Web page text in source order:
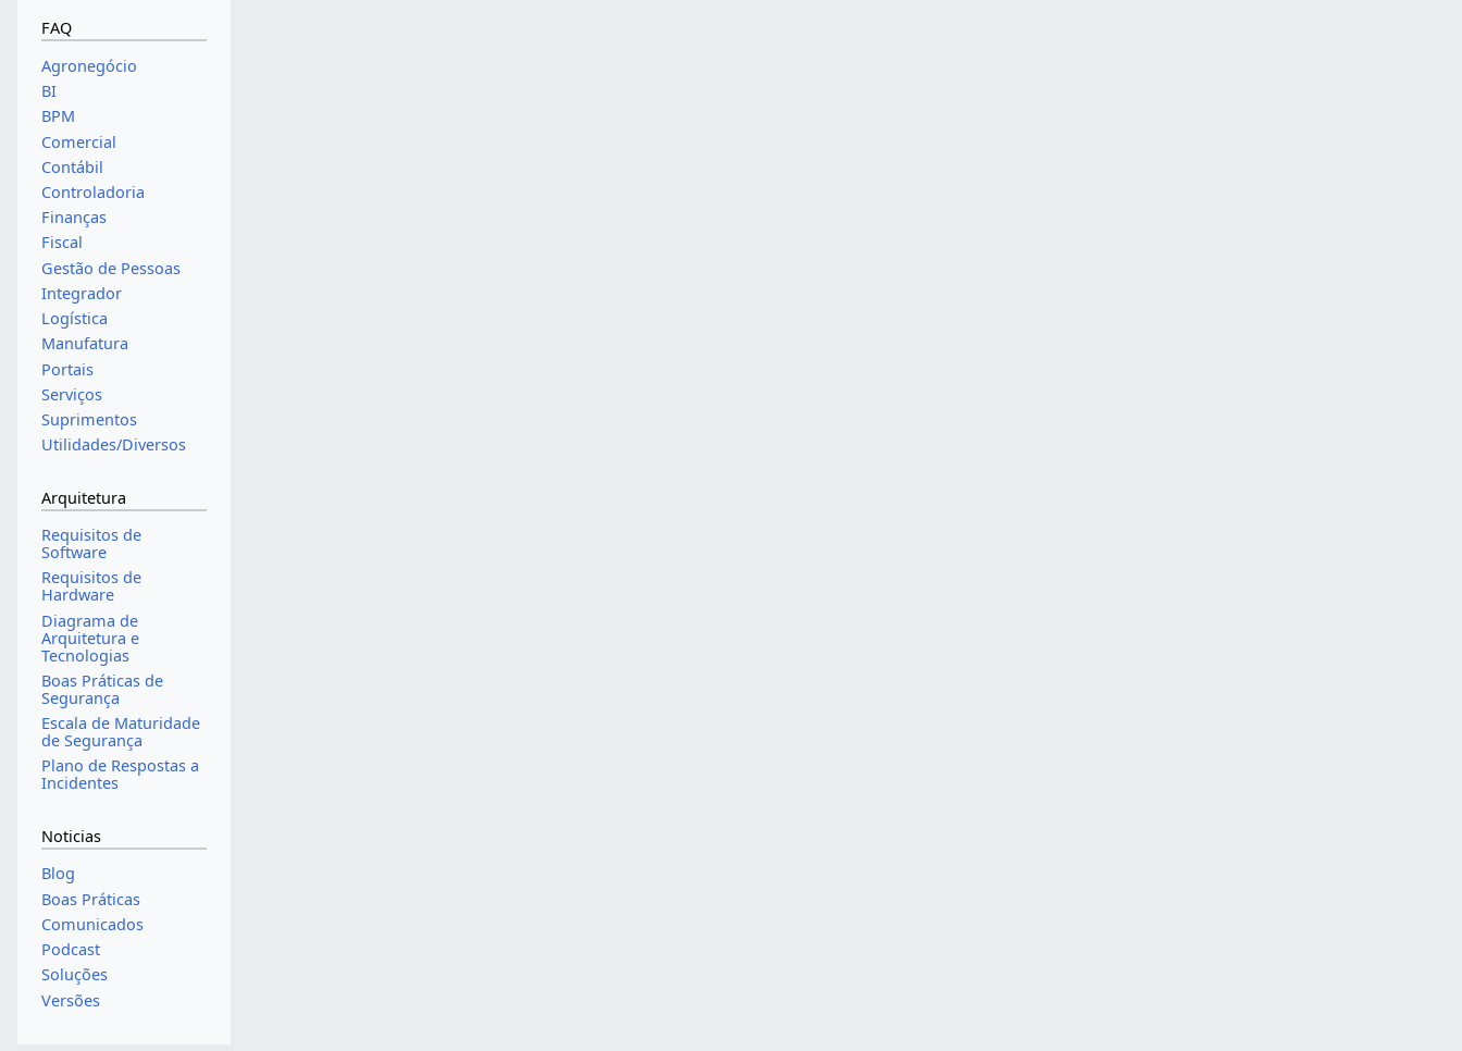
FAQ
Agronegócio
BI
BPM
Comercial
Contábil
Controladoria
Finanças
Fiscal
Gestão de Pessoas
Integrador
Logística
Manufatura
Portais
Serviços
Suprimentos
Utilidades/Diversos
Arquitetura
Requisitos de
Software
Requisitos de
Hardware
Diagrama de
Arquitetura e
Tecnologias
Boas Práticas de
Segurança
Escala de Maturidade
de Segurança
Plano de Respostas a
Incidentes
Noticias
Blog
Boas Práticas
Comunicados
Podcast
Soluções
Versões